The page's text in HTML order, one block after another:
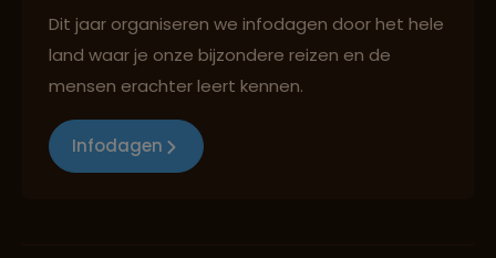
Dit jaar organiseren we infodagen door het hele
land waar je onze bijzondere reizen en de
mensen erachter leert kennen.
Infodagen